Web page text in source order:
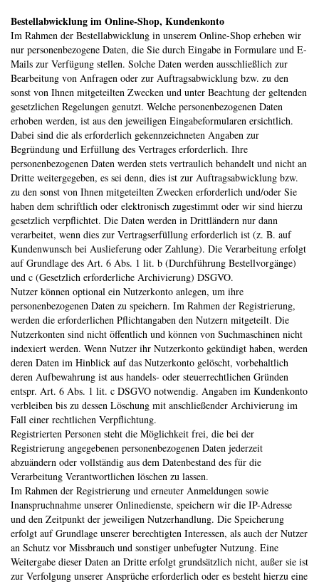
Bestellabwicklung im Online-Shop, Kundenkonto
Im Rahmen der Bestellabwicklung in unserem Online-Shop erheben wir
nur personenbezogene Daten, die Sie durch Eingabe in Formulare und E-
Mails zur Verfügung stellen. Solche Daten werden ausschließlich zur
Bearbeitung von Anfragen oder zur Auftragsabwicklung bzw. zu den
sonst von Ihnen mitgeteilten Zwecken und unter Beachtung der geltenden
gesetzlichen Regelungen genutzt. Welche personenbezogenen Daten
erhoben werden, ist aus den jeweiligen Eingabeformularen ersichtlich.
Dabei sind die als erforderlich gekennzeichneten Angaben zur
Begründung und Erfüllung des Vertrages erforderlich. Ihre
personenbezogenen Daten werden stets vertraulich behandelt und nicht an
Dritte weitergegeben, es sei denn, dies ist zur Auftragsabwicklung bzw.
zu den sonst von Ihnen mitgeteilten Zwecken erforderlich und/oder Sie
haben dem schriftlich oder elektronisch zugestimmt oder wir sind hierzu
gesetzlich verpflichtet. Die Daten werden in Drittländern nur dann
verarbeitet, wenn dies zur Vertragserfüllung erforderlich ist (z. B. auf
Kundenwunsch bei Auslieferung oder Zahlung). Die Verarbeitung erfolgt
auf Grundlage des Art. 6 Abs. 1 lit. b (Durchführung Bestellvorgänge)
und c (Gesetzlich erforderliche Archivierung) DSGVO.
Nutzer können optional ein Nutzerkonto anlegen, um ihre
personenbezogenen Daten zu speichern. Im Rahmen der Registrierung,
werden die erforderlichen Pflichtangaben den Nutzern mitgeteilt. Die
Nutzerkonten sind nicht öffentlich und können von Suchmaschinen nicht
indexiert werden. Wenn Nutzer ihr Nutzerkonto gekündigt haben, werden
deren Daten im Hinblick auf das Nutzerkonto gelöscht, vorbehaltlich
deren Aufbewahrung ist aus handels- oder steuerrechtlichen Gründen
entspr. Art. 6 Abs. 1 lit. c DSGVO notwendig. Angaben im Kundenkonto
verbleiben bis zu dessen Löschung mit anschließender Archivierung im
Fall einer rechtlichen Verpflichtung.
Registrierten Personen steht die Möglichkeit frei, die bei der
Registrierung angegebenen personenbezogenen Daten jederzeit
abzuändern oder vollständig aus dem Datenbestand des für die
Verarbeitung Verantwortlichen löschen zu lassen.
Im Rahmen der Registrierung und erneuter Anmeldungen sowie
Inanspruchnahme unserer Onlinedienste, speichern wir die IP-Adresse
und den Zeitpunkt der jeweiligen Nutzerhandlung. Die Speicherung
erfolgt auf Grundlage unserer berechtigten Interessen, als auch der Nutzer
an Schutz vor Missbrauch und sonstiger unbefugter Nutzung. Eine
Weitergabe dieser Daten an Dritte erfolgt grundsätzlich nicht, außer sie ist
zur Verfolgung unserer Ansprüche erforderlich oder es besteht hierzu eine